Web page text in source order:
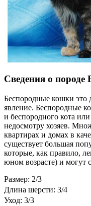
Сведения о породе
Беспородные кошки это
явление. Беспородные
и беспородного кота
недосмотру хозяев.
квартирах и домах в
существует большая
которые, как правило,
юном возрасте) и могут
Размер: 2/3
Длина шерсти: 3/4
Уход: 3/3